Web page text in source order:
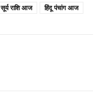
सूर्य राशि आज हिंदू पंचांग आज